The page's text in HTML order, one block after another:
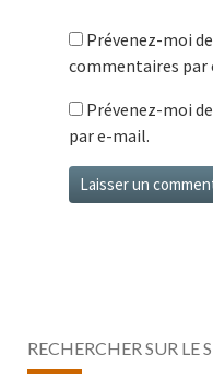
Prévenez-moi
commentaires par
Prévenez-moi
par e-mail.
RECHERCHER SUR LE